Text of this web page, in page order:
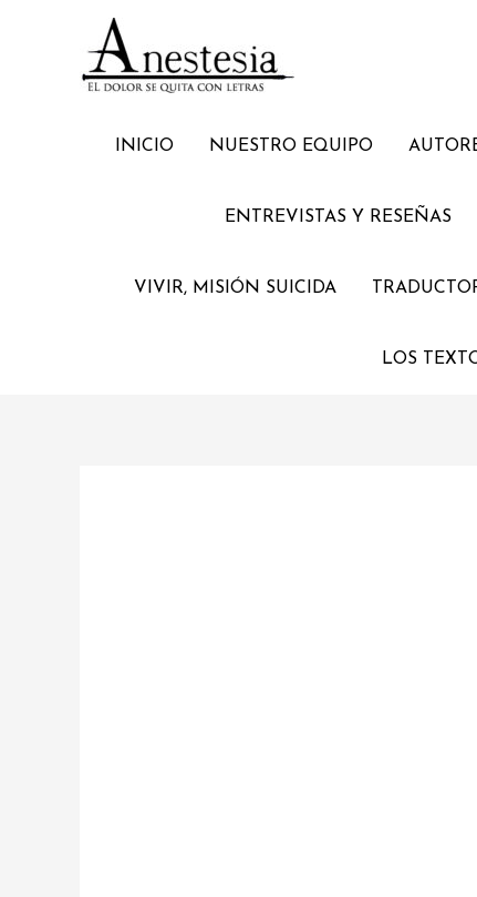
INICIO NUESTRO EQUIPO
ENTREVISTAS Y RESEÑAS
VIVIR, MISIÓN SUICIDA
LOS